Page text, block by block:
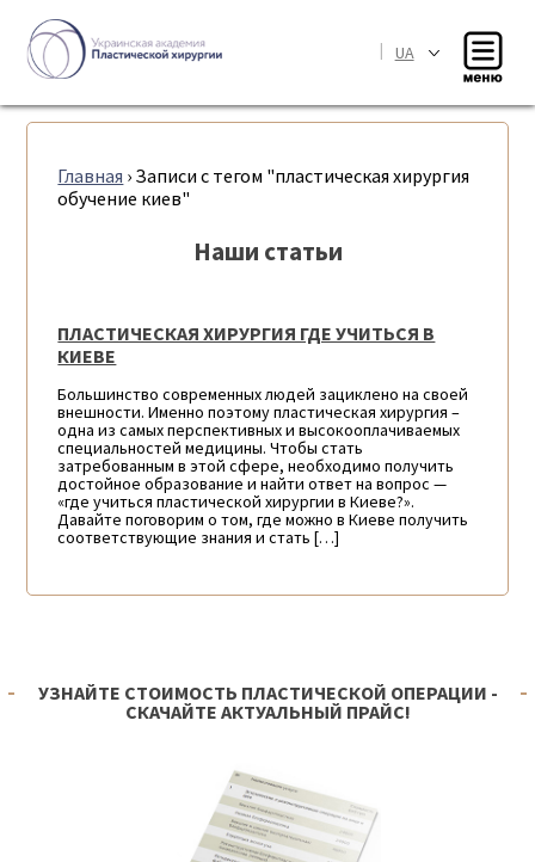
| UA
Главная › Записи с тегом "пластическая хирургия
обучение киев"
Наши статьи
ПЛАСТИЧЕСКАЯ ХИРУРГИЯ ГДЕ УЧИТЬСЯ В
КИЕВЕ
Большинство современных людей зациклено на своей
внешности. Именно поэтому пластическая хирургия –
одна из самых перспективных и высокооплачиваемых
специальностей медицины. Чтобы стать
затребованным в этой сфере, необходимо получить
достойное образование и найти ответ на вопрос —
«где учиться пластической хирургии в Киеве?».
Давайте поговорим о том, где можно в Киеве получить
соответствующие знания и стать […]
УЗНАЙТЕ СТОИМОСТЬ ПЛАСТИЧЕСКОЙ ОПЕРАЦИИ -
СКАЧАЙТЕ АКТУАЛЬНЫЙ ПРАЙС!